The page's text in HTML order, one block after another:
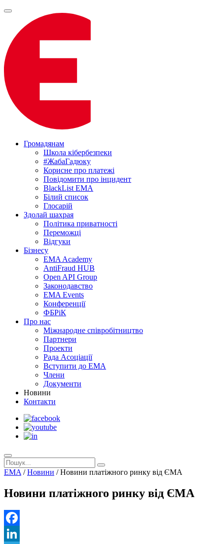
Громадянам
Школа кібербезпеки
#ЖабаГадюку
Корисне про платежі
Повідомити про інцидент
BlackList EMA
Білий список
Глосарій
Здолай шахрая
Політика приватності
Переможцi
Відгуки
Бізнесу
EMA Academy
AntiFraud HUB
Open API Group
Законодавство
EMA Events
Конференції
ФБРіК
Про нас
Міжнародне співробітництво
Партнери
Проекти
Рада Асоціації
Вступити до ЕМА
Члени
Документи
Новини
Контакти
EMA /Новини /Новини платіжного ринку від ЄМА
Новини платіжного ринку від ЄМА
Facebook